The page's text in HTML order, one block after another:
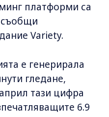
платформи са
съобщи
Variety.
е генерирала
гледане,
тази цифра
6.9